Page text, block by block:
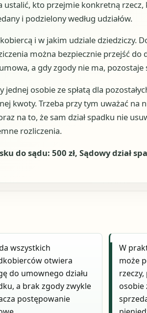
kto przejmie konkretną rzecz,
i podzielony według udziałów.
i w jakim udziale dziedziczy.
można bezpiecznie przejść do
a gdy zgody nie ma, pozostaje
osobie ze spłatą dla
kwoty. Trzeba przy tym uważać na
na to, że sam dział spadku nie
rozliczenia.
do sądu: 500 zł, Sądowy dział
wszystkich
otwiera
do umownego działu
a brak zgody zwykle
postępowanie
W
może
osobie